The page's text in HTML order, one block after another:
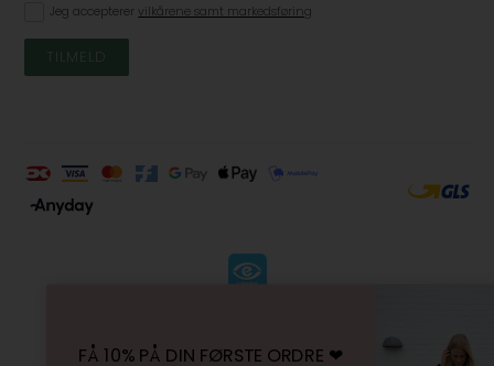
Jeg accepterervilkårene samt markedsføring
-
FÅ 10% PÅ DIN FØRSTE ORDRE ❤︎